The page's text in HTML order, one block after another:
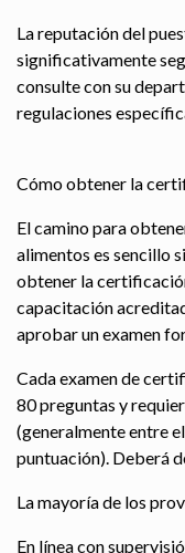
La reputación del
significativamente
consulte con su
regulaciones
Cómo obtener la
El camino para
alimentos es sencillo
obtener la
capacitación
aprobar un examen
Cada examen de
80 preguntas y
(generalmente entre
puntuación). Deberá
La mayoría de los
En línea con